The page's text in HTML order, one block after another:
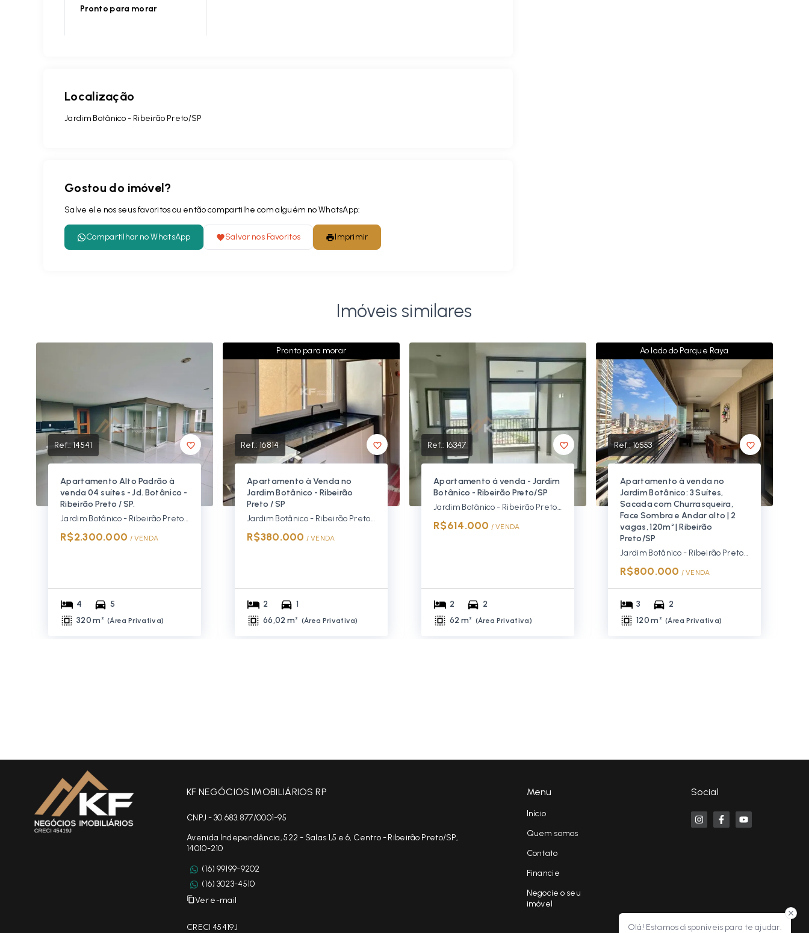
Pronto para morar
Localização
Jardim Botânico - Ribeirão Preto/SP
Gostou do imóvel?
Salve ele nos seus favoritos ou então compartilhe com alguém no WhatsApp:
Compartilhar no WhatsApp Salvar nos Favoritos Imprimir
Imóveis similares
Ref.: 14541
Apartamento Alto Padrão à
venda 04 suítes - Jd. Botânico -
Ribeirão Preto / SP.
Jardim Botânico - Ribeirão Preto/SP
R$2.300.000 / VENDA
4
5
320 m² (Área Privativa)
Pronto para morar
Ref.:16814
Apartamento à Venda no
Jardim Botânico - Ribeirão
Preto / SP
Jardim Botânico - Ribeirão Preto/SP, Zona Sul
R$380.000 / VENDA
2
1
66,02 m² (Área Privativa)
Ref.: 16347
Apartamento á venda - Jardim
Botânico - Ribeirão Preto/SP
Jardim Botânico - Ribeirão Preto/SP, Zona Sul
R$614.000 / VENDA
2
2
62 m² (Área Privativa)
Ao lado do Parque Raya
Ref.:16553
Apartamento à venda no
Jardim Botânico: 3 Suítes,
Sacada com Churrasqueira,
Face Sombra e Andar alto | 2
vagas, 120m² | Ribeirão
Preto/SP
Jardim Botânico - Ribeirão Preto/SP, Zona Sul
R$800.000 / VENDA
3
2
120 m² (Área Privativa)
Olá! Estamos disponíveis para te ajudar.
KF NEGÓCIOS IMOBILIÁRIOS RP
CNPJ - 30.683.877/0001-95
Avenida Independência, 522 - Salas 1,5 e 6, Centro - Ribeirão Preto/SP,
14010-210
(16) 99199-9202
(16) 3023-4510
Ver e-mail
CRECI 45419J
Menu
Início
Quem somos
Contato
Financie
Negocie o seu
imóvel
Social